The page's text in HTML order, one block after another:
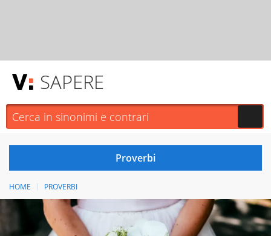
SAPERE
HOME PROVERBI